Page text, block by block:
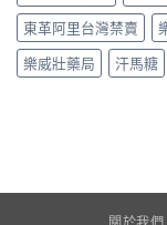
東革阿里台灣禁賣
樂威壯藥局
汗馬糖